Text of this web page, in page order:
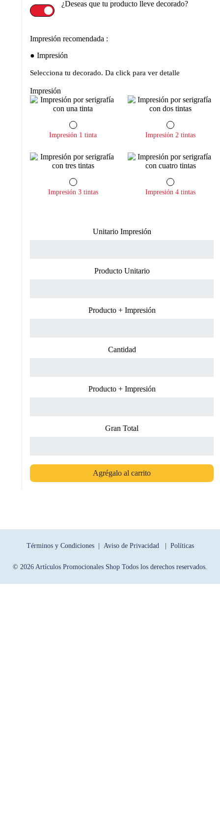
¿Deseas que tu producto lleve decorado?
Impresión recomendada :
Impresión
Selecciona tu decorado. Da click para ver detalle
Impresión
Impresión 1 tinta Impresión 2 tintas
Impresión 3 tintas Impresión 4 tintas
Unitario Impresión
Producto Unitario
Producto + Impresión
Cantidad
Producto + Impresión
Gran Total
Agrégalo al carrito
Términos y Condiciones | Aviso de Privacidad | Políticas
© 2026 Artículos Promocionales Shop Todos los derechos reservados.